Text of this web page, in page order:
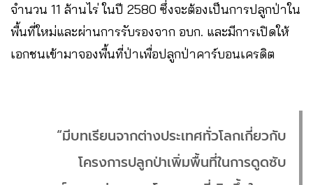
จำนวน 11 ล้านไร่ ในปี 2580 ซึ่งจะต้องเป็นการปลูกป่าใน
พื้นที่ใหม่และผ่านการรับรองจาก อบก. และมีการเปิดให้
เอกชนเข้ามาจองพื้นที่ป่าเพื่อปลูกป่าคาร์บอนเครดิต
“มีบทเรียนจากต่างประเทศทั่วโลกเกี่ยวกับ
โครงการปลูกป่าเพิ่มพื้นที่ในการดูดซับ